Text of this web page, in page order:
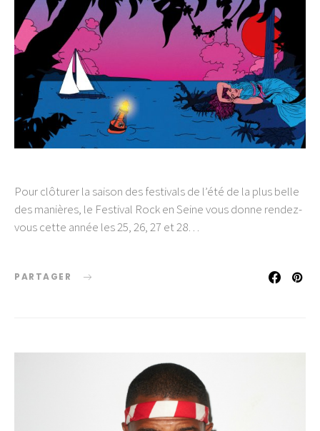
Pour clôturer la saison des festivals de l’été de la plus belle
des manières, le Festival Rock en Seine vous donne rendez-
vous cette année les 25, 26, 27 et 28…
PARTAGER